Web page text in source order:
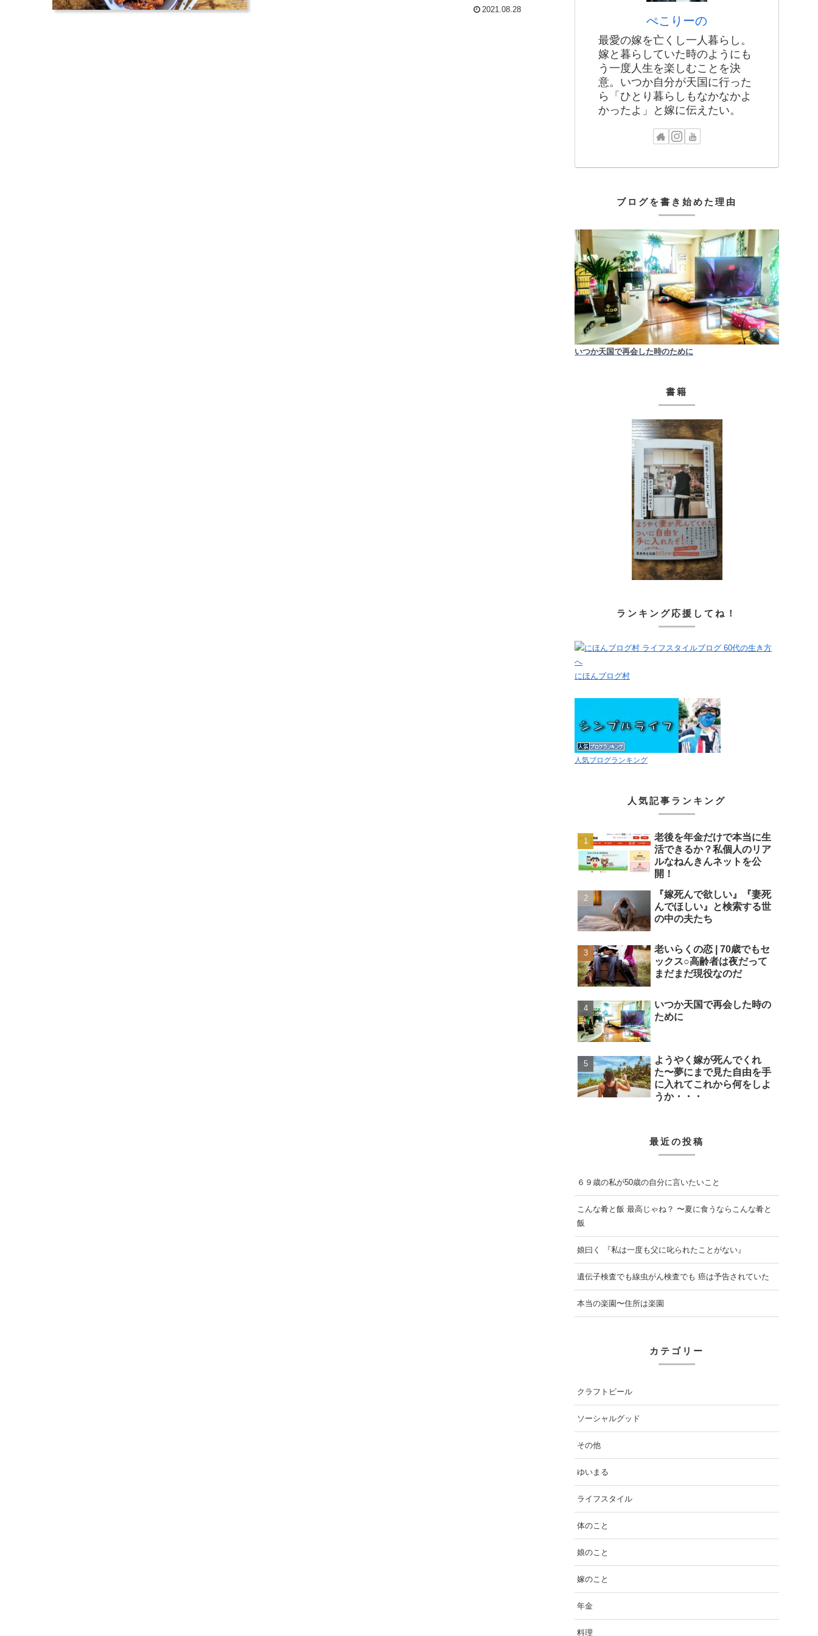
2021.08.28
ぺこりーの
最愛の嫁を亡くし一人暮らし。
嫁と暮らしていた時のようにも
う一度人生を楽しむことを決
意。いつか自分が天国に行った
ら「ひとり暮らしもなかなかよ
かったよ」と嫁に伝えたい。
ブログを書き始めた理由
いつか天国で再会した時のために
書籍
ランキング応援してね！
にほんブログ村
人気ブログランキング
人気記事ランキング
老後を年金だけで本当に生
活できるか？私個人のリア
ルなねんきんネットを公
開！
『嫁死んで欲しい』『妻死
んでほしい』と検索する世
の中の夫たち
老いらくの恋 | 70歳でもセ
ックス○高齢者は夜だって
まだまだ現役なのだ
いつか天国で再会した時の
ために
ようやく嫁が死んでくれ
た〜夢にまで見た自由を手
に入れてこれから何をしよ
うか・・・
最近の投稿
６９歳の私が50歳の自分に言いたいこと
こんな肴と飯 最高じゃね？ 〜夏に食うならこんな肴と
飯
娘曰く 『私は一度も父に叱られたことがない』
遺伝子検査でも線虫がん検査でも 癌は予告されていた
本当の楽園〜住所は楽園
カテゴリー
クラフトビール
ソーシャルグッド
その他
ゆいまる
ライフスタイル
体のこと
娘のこと
嫁のこと
年金
料理